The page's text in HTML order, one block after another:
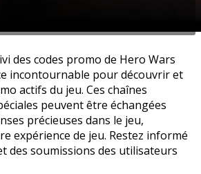
des codes promo de Hero Wars
incontournable pour découvrir et
actifs du jeu. Ces chaînes
peuvent être échangées
précieuses dans le jeu,
expérience de jeu. Restez informé
des soumissions des utilisateurs